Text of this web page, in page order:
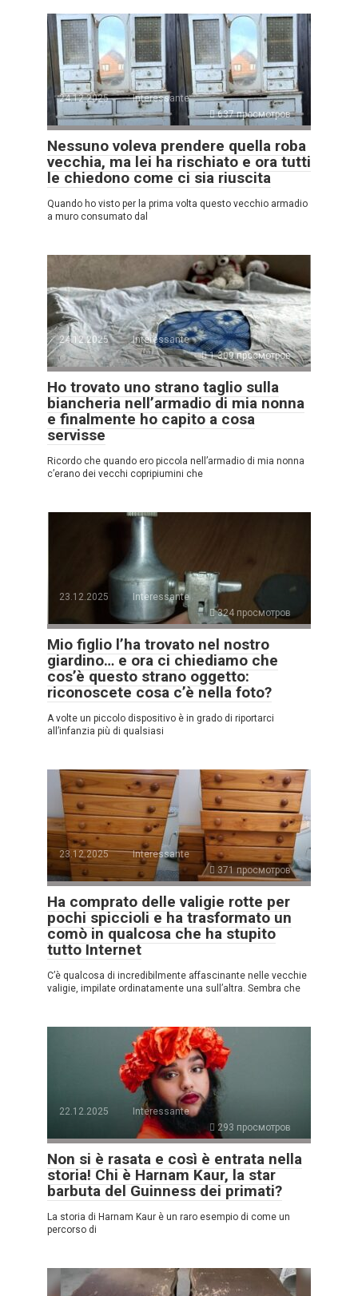
24.12.2025
Interessante
637 просмотров
Nessuno voleva prendere quella roba
vecchia, ma lei ha rischiato e ora tutti
le chiedono come ci sia riuscita
Quando ho visto per la prima volta questo vecchio armadio
a muro consumato dal
24.12.2025
Interessante
1.309 просмотров
Ho trovato uno strano taglio sulla
biancheria nell’armadio di mia nonna
e finalmente ho capito a cosa
servisse
Ricordo che quando ero piccola nell’armadio di mia nonna
c’erano dei vecchi copripiumini che
23.12.2025
Interessante
324 просмотров
Mio figlio l’ha trovato nel nostro
giardino… e ora ci chiediamo che
cos’è questo strano oggetto:
riconoscete cosa c’è nella foto?
A volte un piccolo dispositivo è in grado di riportarci
all’infanzia più di qualsiasi
23.12.2025
Interessante
371 просмотров
Ha comprato delle valigie rotte per
pochi spiccioli e ha trasformato un
comò in qualcosa che ha stupito
tutto Internet
C’è qualcosa di incredibilmente affascinante nelle vecchie
valigie, impilate ordinatamente una sull’altra. Sembra che
22.12.2025
Interessante
293 просмотров
Non si è rasata e così è entrata nella
storia! Chi è Harnam Kaur, la star
barbuta del Guinness dei primati?
La storia di Harnam Kaur è un raro esempio di come un
percorso di